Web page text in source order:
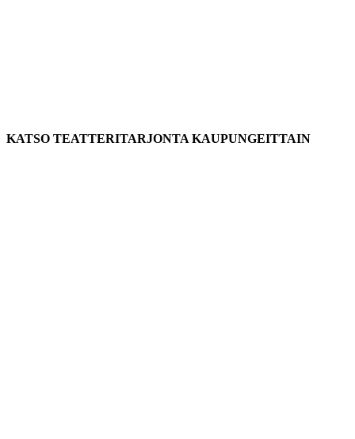
KATSO TEATTERITARJONTA KAUPUNGEITTAIN